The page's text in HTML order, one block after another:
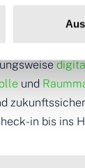
oder
und
in bis ins